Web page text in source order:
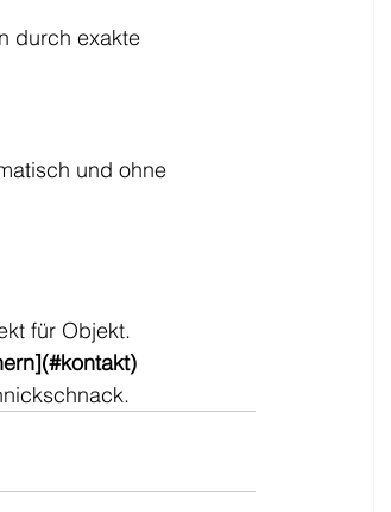
durch exakte
und ohne
für Objekt.